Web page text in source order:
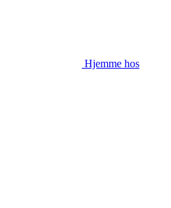
Hjemme hos